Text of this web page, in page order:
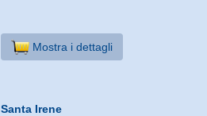
Mostra i dettagli
Santa Irene